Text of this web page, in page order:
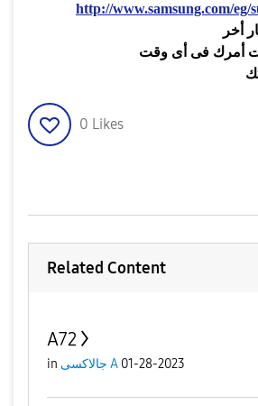
http://www.samsung.com/eg/
أخر
أمرك فى أى وقت
0 Likes
Related Content
A72
in جالاكسى A 01-28-2023